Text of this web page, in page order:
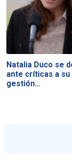
Natalia Duco se
ante críticas a su
gestión…